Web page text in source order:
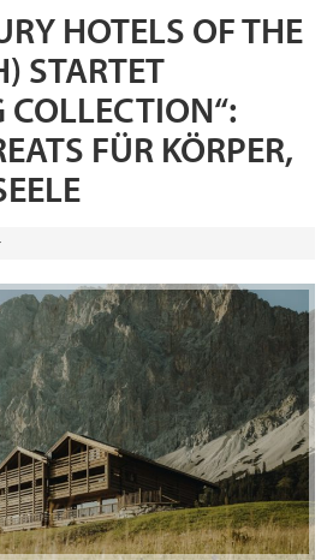
HOTELS OF THE
STARTET
COLLECTION“:
FÜR KÖRPER,